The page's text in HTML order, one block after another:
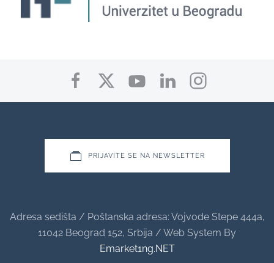
PRIJAVITE SE NA NEWSLETTER
Adresa sedišta / Poštanska adresa: Vojvode Stepe 444a,
11042 Beograd 152, Srbija / Web System By
Emarket1ng.NET